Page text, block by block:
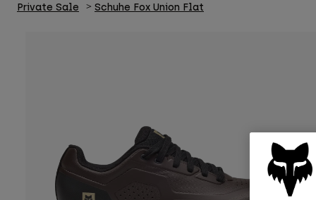
Private Sale Schuhe Fox Union Flat